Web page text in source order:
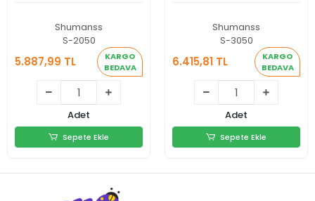
Shumanss
S-2050
5.887,99 TL
KARGO
BEDAVA
5.887,99 TL
Sepete Ekle
Adet
Sepete Ekle
Shumanss
S-3050
6.415,81 TL
KARGO
BEDAVA
6.415,81 TL
Sepete Ekle
Adet
Sepete Ekle